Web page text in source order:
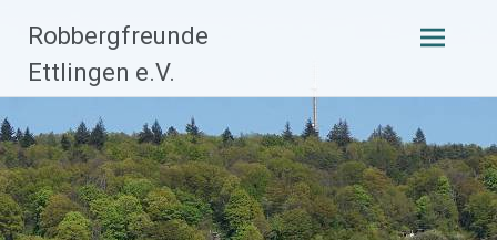
Robbergfreunde
Ettlingen e.V.
Zum
Inhalt